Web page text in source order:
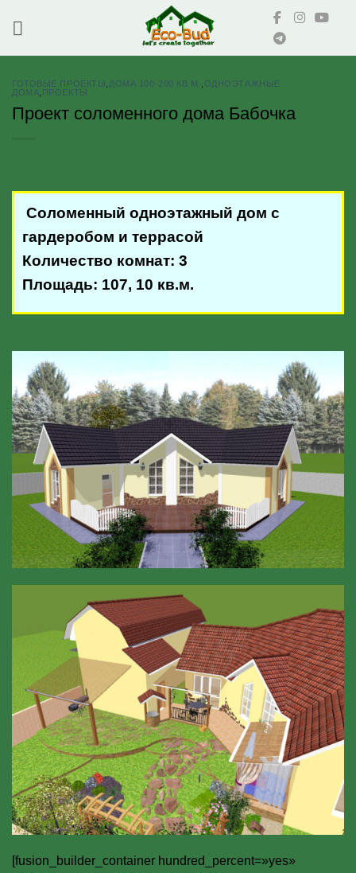
ГОТОВЫЕ ПРОЕКТЫ ДОМА 100-200 КВ.М.
ОДНОЭТАЖНЫЕ
ДОМА ПРОЕКТЫ
Проект соломенного дома Бабочка
Соломенный одноэтажный дом с
гардеробом и террасой
Количество комнат: 3
Площадь: 107, 10 кв.м.
[fusion_builder_container hundred_percent=»yes»